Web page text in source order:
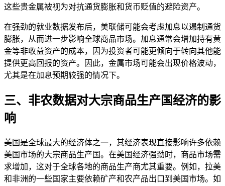
这些贵金属被视为对抗通货膨胀和货币贬值的避险资产。
在强劲的就业数据发布后，美联储可能会考虑加息以遏制通货
膨胀，从而进一步影响全球商品市场。加息通常会增加持有黄
金等非收益资产的成本，因为投资者可能更倾向于转向其他能
提供更高回报的资产。因此，金属市场可能会出现价格波动，
尤其是在加息预期较强的情况下。
三、非农数据对大宗商品生产国经济的影
响
美国是全球最大的经济体之一，其经济表现直接影响许多依赖
美国市场的大宗商品生产国。在美国经济强劲时，商品市场需
求增加，这对于全球各地的商品生产商尤其重要。例如，拉美
和非洲的一些国家主要依赖矿产和农产品出口到美国市场。如